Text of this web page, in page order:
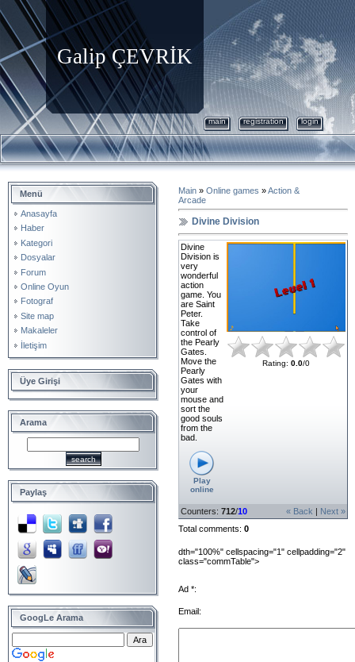
Galip ÇEVRİK
main registration login
Menü
Anasayfa
Haber
Kategori
Dosyalar
Forum
Online Oyun
Fotograf
Site map
Makaleler
İletişim
Üye Girişi
Arama
Paylaş
GoogLe Arama
Main » Online games »Action &
Arcade
Divine Division
Divine
Division is
very
wonderful
action
game. You
are Saint
Peter.
Take
control of
the Pearly
Gates.
Move the
Pearly
Gates with
your
mouse and
sort the
good souls
from the
bad.
Play
online
Rating: 0.0/0
« Back Next »
Counters: 712/10
Total comments: 0
dth="100%" cellspacing="1" cellpadding="2"
class="commTable">
Ad *:
Email: